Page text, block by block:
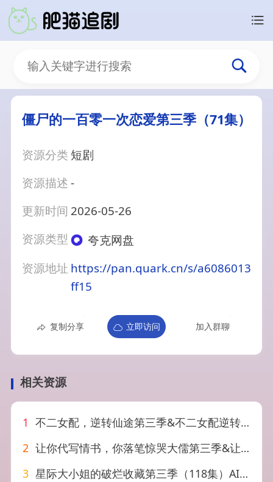
僵尸的一百零一次恋爱第三季（71集）
资源分类 短剧
资源描述-
更新时间 2026-05-26
资源类型
夸克网盘
资源地址 https://pan.quark.cn/s/a6086013
ff15
复制分享 立即访问 加入群聊
相关资源
1 不二女配，逆转仙途第三季&不二女配逆转仙途第三季（128集）AI短剧
2 让你代写情书，你落笔惊哭大儒第三季&让你代写情书你落笔惊哭大儒第三季（81集）AI短剧
3 星际大小姐的破烂收藏第三季（118集）AI短剧